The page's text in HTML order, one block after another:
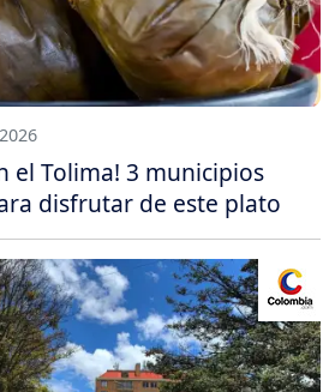
el Tolima! 3 municipios
disfrutar de este plato